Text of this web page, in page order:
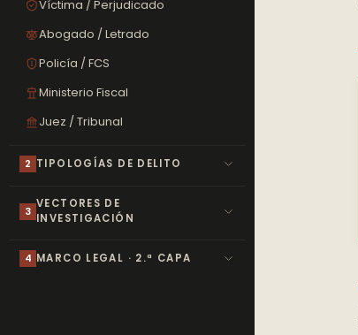
Víctima / Perjudicado
Abogado / Letrado
Policía / FCS
Ministerio Fiscal
Juez / Tribunal
2 TIPOLOGÍAS DE DELITO
3
VECTORES DE
INVESTIGACIÓN
4 MARCO LEGAL · 2.ª CAPA